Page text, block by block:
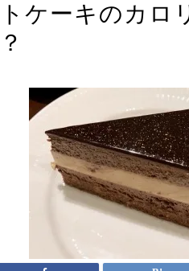
ケーキのカロ